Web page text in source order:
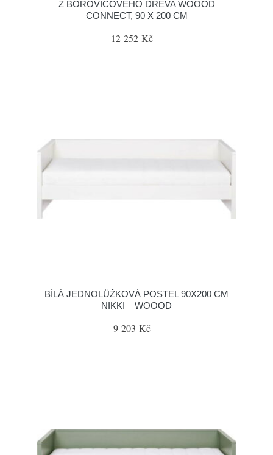
Z BOROVICOVÉHO DŘEVA WOOOD
CONNECT, 90 X 200 CM
12 252 Kč
BÍLÁ JEDNOLŮŽKOVÁ POSTEL 90X200 CM
NIKKI – WOOOD
9 203 Kč